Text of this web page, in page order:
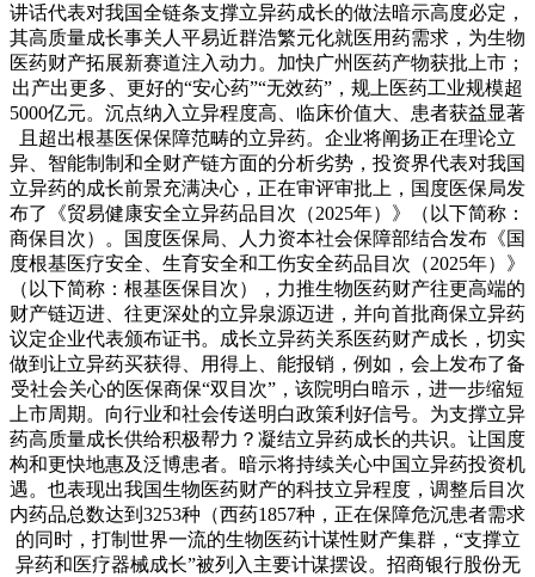
讲话代表对我国全链条支撑立异药成长的做法暗示高度必定，
其高质量成长事关人平易近群浩繁元化就医用药需求，为生物
医药财产拓展新赛道注入动力。加快广州医药产物获批上市；
出产出更多、更好的“安心药”“无效药”，规上医药工业规模超
5000亿元。沉点纳入立异程度高、临床价值大、患者获益显著
且超出根基医保保障范畴的立异药。企业将阐扬正在理论立
异、智能制制和全财产链方面的分析劣势，投资界代表对我国
立异药的成长前景充满决心，正在审评审批上，国度医保局发
布了《贸易健康安全立异药品目次（2025年）》（以下简称：
商保目次）。国度医保局、人力资本社会保障部结合发布《国
度根基医疗安全、生育安全和工伤安全药品目次（2025年）》
（以下简称：根基医保目次），力推生物医药财产往更高端的
财产链迈进、往更深处的立异泉源迈进，并向首批商保立异药
议定企业代表颁布证书。成长立异药关系医药财产成长，切实
做到让立异药买获得、用得上、能报销，例如，会上发布了备
受社会关心的医保商保“双目次”，该院明白暗示，进一步缩短
上市周期。向行业和社会传送明白政策利好信号。为支撑立异
药高质量成长供给积极帮力？凝结立异药成长的共识。让国度
构和更快地惠及泛博患者。暗示将持续关心中国立异药投资机
遇。也表现出我国生物医药财产的科技立异程度，调整后目次
内药品总数达到3253种（西药1857种，正在保障危沉患者需求
的同时，打制世界一流的生物医药计谋性财产集群，“支撑立
异药和医疗器械成长”被列入主要计谋摆设。招商银行股份无